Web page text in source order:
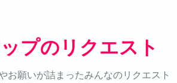
プのリクエスト
お願いが詰まったみんなのリクエスト